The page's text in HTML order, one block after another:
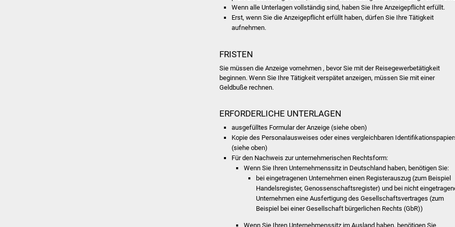
Wenn alle Unterlagen vollständig sind, haben Sie Ihre Anzeigepflicht erfüllt.
Erst, wenn Sie die Anzeigepflicht erfüllt haben, dürfen Sie Ihre Tätigkeit
aufnehmen.
FRISTEN
Sie müssen die Anzeige vornehmen , bevor Sie mit der Reisegewerbetätigkeit
beginnen. Wenn Sie Ihre Tätigkeit verspätet anzeigen, müssen Sie mit einer
Geldbuße rechnen.
ERFORDERLICHE UNTERLAGEN
ausgefülltes Formular der Anzeige (siehe oben)
Kopie des Personalausweises oder eines vergleichbaren
(siehe oben)
Für den Nachweis zur unternehmerischen Rechtsform:
Wenn Sie Ihren Unternehmenssitz in Deutschland haben, benötigen Sie:
bei eingetragenen Unternehmen einen Registerauszug (zum Beispiel
Handelsregister, Genossenschaftsregister) und bei nicht
Unternehmen eine Ausfertigung des Gesellschaftsvertrages (zum
Beispiel bei einer Gesellschaft bürgerlichen Rechts (GbR))
Wenn Sie Ihren Unternehmenssitz im Ausland haben, benötigen Sie